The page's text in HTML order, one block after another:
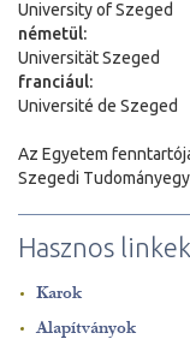
University of Szeged
németül:
Universität Szeged
franciául:
Université de Szeged
Az Egyetem
Szegedi
Hasznos linkek
Karok
Alapítványok